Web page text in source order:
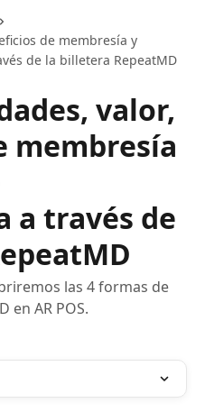
de membresía y
de la billetera RepeatMD
valor,
membresía
a través de
las 4 formas de
en AR POS.